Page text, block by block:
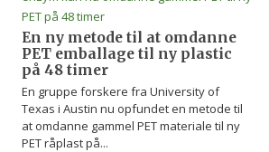
En ny metode til at omdanne
PET emballage til ny plastic
på 48 timer
En gruppe forskere fra University of
Texas i Austin nu opfundet en metode til
at omdanne gammel PET materiale til ny
PET råplast på...